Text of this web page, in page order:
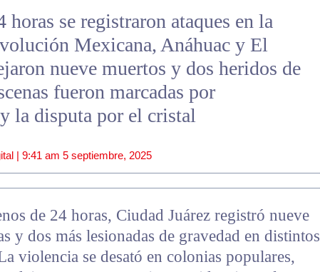
horas se registraron ataques en la
Mexicana, Anáhuac y El
nueve muertos y dos heridos de
fueron marcadas por
la disputa por el cristal
| 9:41 am 5 septiembre, 2025
de 24 horas, Ciudad Juárez registró nueve
y dos más lesionadas de gravedad en distintos
violencia se desató en colonias populares,